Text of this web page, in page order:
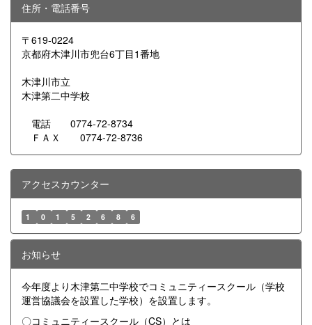
住所・電話番号
〒619-0224
京都府木津川市兜台6丁目1番地
木津川市立
木津第二中学校
電話 0774-72-8734
ＦＡＸ 0774-72-8736
アクセスカウンター
1 0 1 5 2 6 8 6
お知らせ
今年度より木津第二中学校でコミュニティースクール（学校
運営協議会を設置した学校）を設置します。
〇コミュニティースクール（CS）とは